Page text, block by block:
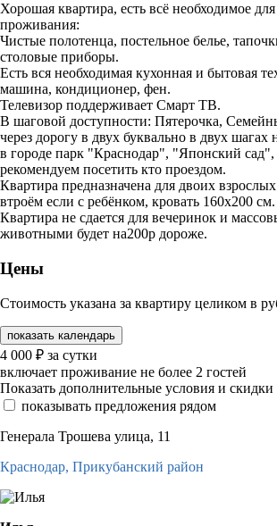
Хорошая квартира, есть всё необходимое
проживания:
Чистые полотенца, постельное белье,
столовые приборы.
Есть вся необходимая кухонная и бытовая
машина, кондиционер, фен.
Телевизор поддерживает Смарт ТВ.
В шаговой доступности: Пятерочка,
через дорогу в двух буквально в двух шагах
в городе парк "Краснодар", "Японский
рекомендуем посетить кто проездом.
Квартира предназначена для двоих
втроём если с ребёнком, кровать 160х200 см.
Квартира не сдается для вечеринок и
животными будет на200р дороже.
Цены
Стоимость указана за квартиру целиком в
показать календарь
4 000 ₽ за сутки
включает проживание не более 2 гостей
Показать дополнительные условия и скидки
показывать предложения рядом
Генерала Трошева улица, 11
Краснодар, Прикубанский район